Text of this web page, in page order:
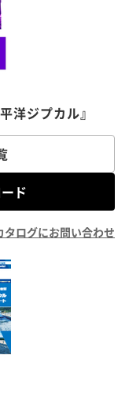
洋ジプカル』
ド
タログにお問い合わせ